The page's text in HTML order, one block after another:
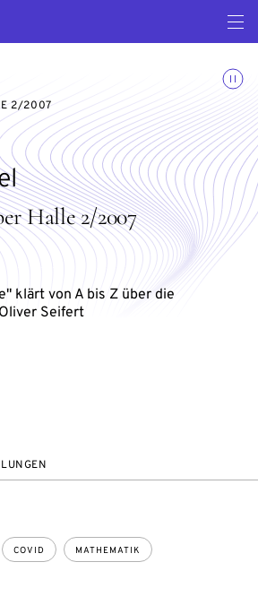
Menü
2/2007
Halle 2/2007
klärt von A bis Z über die
Seifert
COVID MATHEMATIK